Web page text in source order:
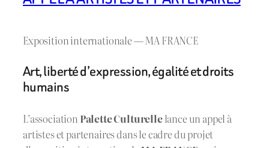
Exposition internationale — MA FRANCE
Art, liberté d’expression, égalité et droits
humains
L’association Palette Culturellelance un appel à
artistes et partenaires dans le cadre du projet